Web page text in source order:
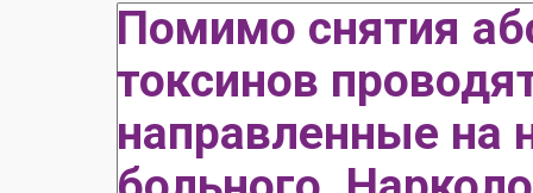
Помимо снятия
токсинов
направленные на